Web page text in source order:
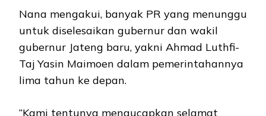
Nana mengakui, banyak PR yang menunggu
untuk diselesaikan gubernur dan wakil
gubernur Jateng baru, yakni Ahmad Luthfi-
Taj Yasin Maimoen dalam pemerintahannya
lima tahun ke depan.
“Kami tentunya mengucapkan selamat